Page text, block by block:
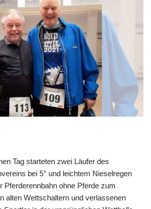
Tag starteten zwei Läufer des
bei 5° und leichtem Nieselregen
Pferderennbahn ohne Pferde zum
alten Wettschaltern und verlassenen